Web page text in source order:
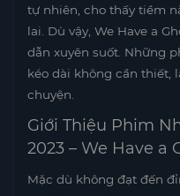
tự nhiên, cho thấy tiềm
lai. Dù vậy, We Have a
dẫn xuyên suốt. Những
kéo dài không cần thiết,
chuyện.
Giới Thiệu Phim
2023 – We Have a
Mặc dù không đạt đến